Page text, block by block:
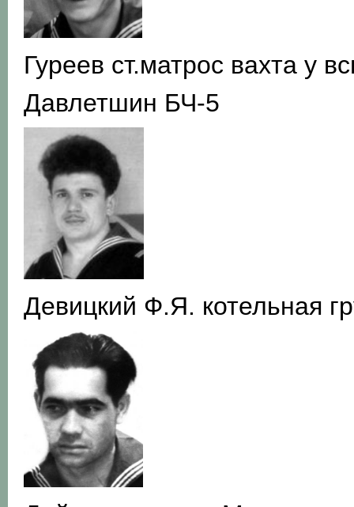
Гуреев ст.матрос вахта у
Давлетшин БЧ-5
Девицкий Ф.Я. котельная